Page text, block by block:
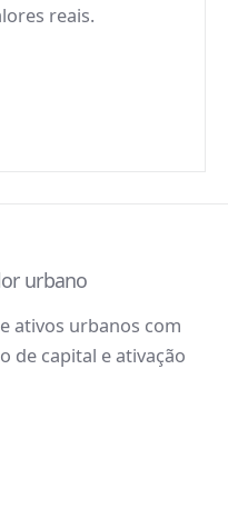
reais.
urbano
ativos urbanos com
de capital e ativação